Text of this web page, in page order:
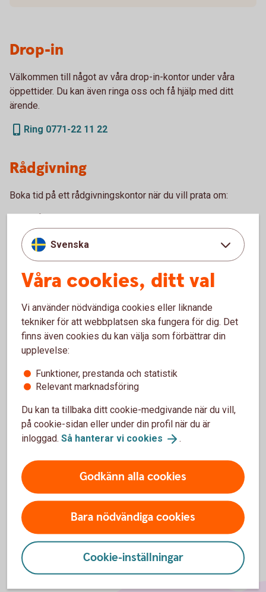
Drop-in
Välkommen till något av våra drop-in-kontor under våra
öppettider. Du kan även ringa oss och få hjälp med ditt
ärende.
Ring 0771-22 11 22
Rådgivning
Boka tid på ett rådgivningskontor när du vill prata om:
Ditt och din familjs sparande och placeringar
Pension och personförsäkringar
Betalnings-, finansierings- och tjänstepensionslösningar
för ditt företag
Ring 0771-22 11 22 och boka rådgivning på kontor
Gör en enklare rådgivning själv.
Logga in och gör digital rådgivning
Bankomat
Besök en bankomat för att sätta in och ta ut kontanter.
Hitta Bankomat
Svenska
Våra cookies, ditt val
Vi använder nödvändiga cookies eller liknande
tekniker för att webbplatsen ska fungera för dig. Det
finns även cookies du kan välja som förbättrar din
upplevelse:
Funktioner, prestanda och statistik
Relevant marknadsföring
Du kan ta tillbaka ditt cookie-medgivande när du vill,
på cookie-sidan eller under din profil när du är
inloggad. Så hanterar vi cookies .
Godkänn alla cookies
Bara nödvändiga cookies
Cookie-inställningar